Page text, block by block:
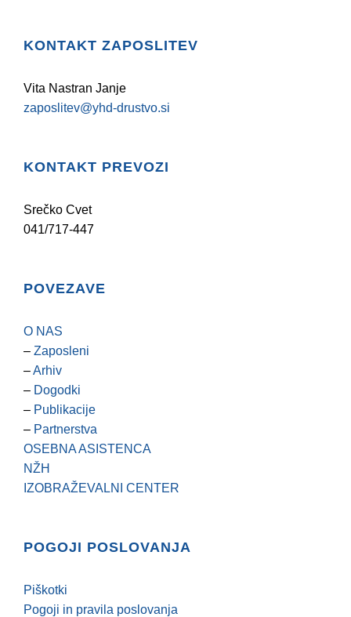
KONTAKT ZAPOSLITEV
Vita Nastran Janje
zaposlitev@yhd-drustvo.si
KONTAKT PREVOZI
Srečko Cvet
041/717-447
POVEZAVE
O NAS
– Zaposleni
–Arhiv
– Dogodki
– Publikacije
– Partnerstva
OSEBNA ASISTENCA
NŽH
IZOBRAŽEVALNI CENTER
POGOJI POSLOVANJA
Piškotki
Pogoji in pravila poslovanja